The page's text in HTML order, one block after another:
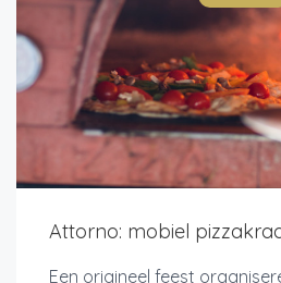
Attorno: mobiel
Een origineel feest